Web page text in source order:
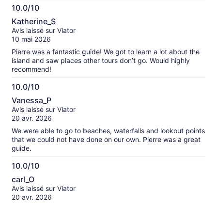
10.0/10
10.0
sur
10
Katherine_S
Avis laissé sur Viator
10 mai 2026
Pierre was a fantastic guide! We got to learn a lot about the
island and saw places other tours don’t go. Would highly
recommend!
10.0/10
10.0
sur
10
Vanessa_P
Avis laissé sur Viator
20 avr. 2026
We were able to go to beaches, waterfalls and lookout points
that we could not have done on our own. Pierre was a great
guide.
10.0/10
10.0
sur
10
carl_O
Avis laissé sur Viator
20 avr. 2026